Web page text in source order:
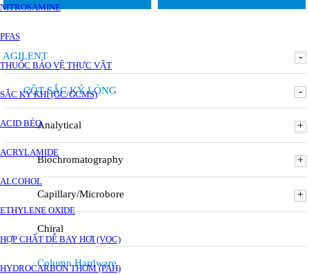
NITROSAMINE
PFAS
THUỐC BẢO VỆ THỰC VẬT
SẮC KÝ KHÍ (GC/GCMS)
ACID BÉO
ACRYLAMIDE
ALCOHOL
ETHYLENE OXIDE
HỢP CHẤT DỄ BAY HƠI (VOC)
HYDROCARBON THƠM (PAH)
AGILENT -
CỘT SẮC KÝ LỎNG -
Analytical +
Biochromatography +
Capillary/Microbore +
Chiral
Column Hardware